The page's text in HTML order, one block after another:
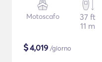
Motoscafo
37 ft
11 m
$4,019 /giorno